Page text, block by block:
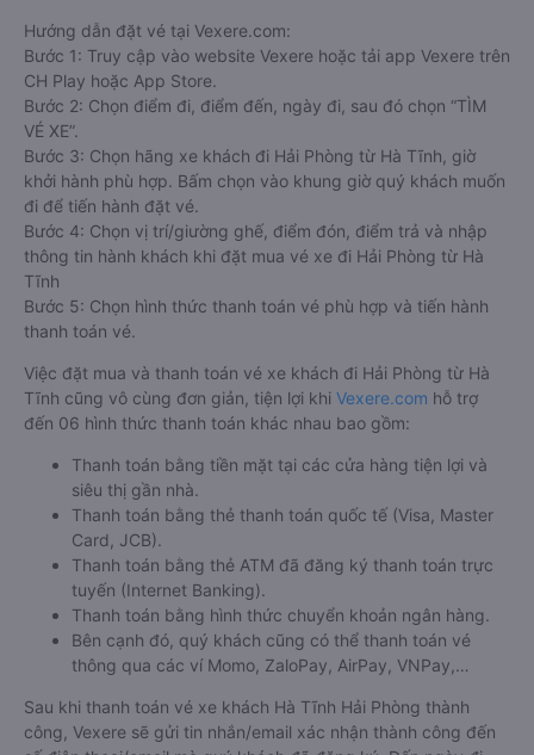
Hướng dẫn đặt vé tại Vexere.com:
Bước 1: Truy cập vào website Vexere hoặc tải app Vexere trên
CH Play hoặc App Store.
Bước 2: Chọn điểm đi, điểm đến, ngày đi, sau đó chọn “TÌM
VÉ XE”.
Bước 3: Chọn hãng xe khách đi Hải Phòng từ Hà Tĩnh, giờ
khởi hành phù hợp. Bấm chọn vào khung giờ quý khách muốn
đi để tiến hành đặt vé.
Bước 4: Chọn vị trí/giường ghế, điểm đón, điểm trả và nhập
thông tin hành khách khi đặt mua vé xe đi Hải Phòng từ Hà
Tĩnh
Bước 5: Chọn hình thức thanh toán vé phù hợp và tiến hành
thanh toán vé.
Việc đặt mua và thanh toán vé xe khách đi Hải Phòng từ Hà
Tĩnh cũng vô cùng đơn giản, tiện lợi khi Vexere.com hỗ trợ
đến 06 hình thức thanh toán khác nhau bao gồm:
Thanh toán bằng tiền mặt tại các cửa hàng tiện lợi và
siêu thị gần nhà.
Thanh toán bằng thẻ thanh toán quốc tế (Visa, Master
Card, JCB).
Thanh toán bằng thẻ ATM đã đăng ký thanh toán trực
tuyến (Internet Banking).
Thanh toán bằng hình thức chuyển khoản ngân hàng.
Bên cạnh đó, quý khách cũng có thể thanh toán vé
thông qua các ví Momo, ZaloPay, AirPay, VNPay,…
Sau khi thanh toán vé xe khách Hà Tĩnh Hải Phòng thành
công, Vexere sẽ gửi tin nhắn/email xác nhận thành công đến